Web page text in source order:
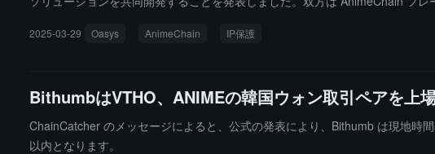
2025-03-29 Oasys AnimeChain IP保護
BithumbはVTHO、ANIMEの韓国ウォン取引ペアを上場
ChainCatcher のメッセージによると、公式の発表により、Bithumb は現地時
以内となります。